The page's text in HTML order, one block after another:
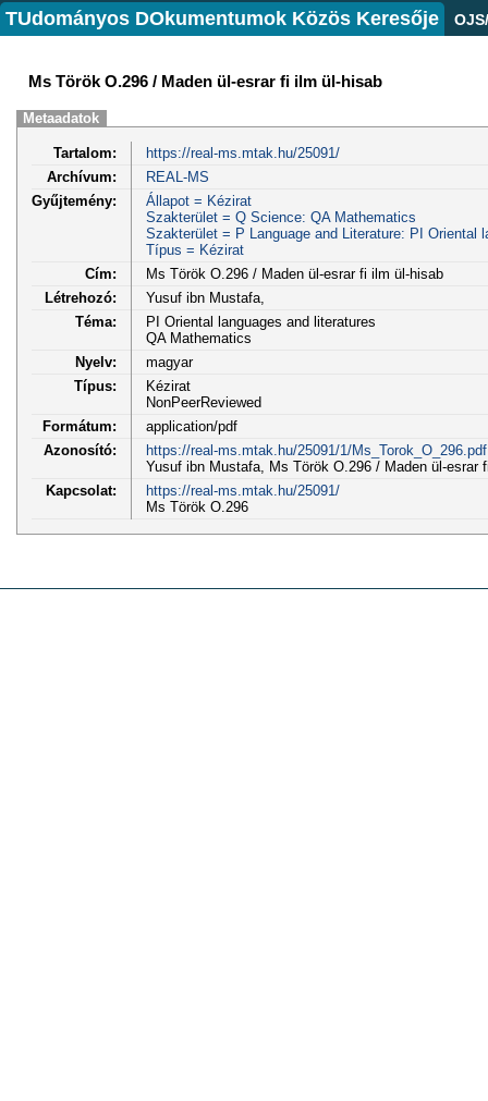
TUdományos DOkumentumok Közös Keresője
Ms Török O.296 / Maden ül-esrar fi ilm ül-hisab
Metaadatok
Tartalom:
https://real-ms.mtak.hu/25091/
Archívum:
REAL-MS
Gyűjtemény:
Állapot = Kézirat
Szakterület = Q Science: QA Mathematics
Szakterület = P Language and Literature: PI Oriental
Típus = Kézirat
Cím:
Ms Török O.296 / Maden ül-esrar fi ilm ül-hisab
Létrehozó:
Yusuf ibn Mustafa,
Téma:
PI Oriental languages and literatures
QA Mathematics
Nyelv:
magyar
Típus:
Kézirat
NonPeerReviewed
Formátum:
application/pdf
Azonosító:
https://real-ms.mtak.hu/25091/1/Ms_Torok_O_296.pdf
Yusuf ibn Mustafa, Ms Török O.296 / Maden ül-esrar
Kapcsolat:
https://real-ms.mtak.hu/25091/
Ms Török O.296